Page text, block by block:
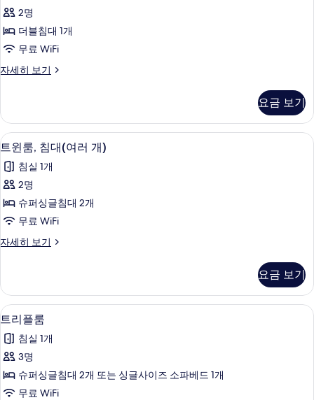
기
22.5sqm,
1
180cm
Bed
smoking
사
진
모
두
보
기
2명
더블침대 1개
무료 WiFi
자세히 보기
King
180cm
Bed
-
smoking
자
히
보
요금 보기
트
윈
룸,
침
대
러
사
진
모
두
보
기
다리미/다리미판, 무료 WiFi, 침대 시트
1
트윈룸, 침대(여러 개)
침실 1개
2명
슈퍼싱글침대 2개
무료 WiFi
자세히 보기
트
대
(여
러
자
세
보
기
요금 보기
트
리
플
룸
사
다리미/다리미판, 무료 WiFi, 침대 시트
1
트리플룸
침실 1개
3명
슈퍼싱글침대 2개 또는 싱글사이즈 소파베드 1개
무료 WiFi